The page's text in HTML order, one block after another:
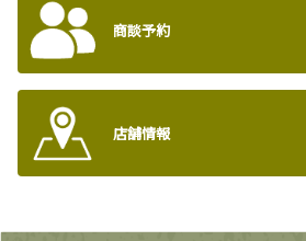
商談予約
店舗情報